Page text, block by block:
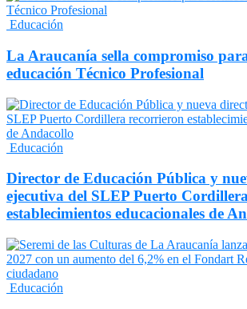
Educación
La Araucanía sella compromiso
educación Técnico Profesional
Educación
Director de Educación Pública y
ejecutiva del SLEP Puerto
establecimientos educacionales de
Educación